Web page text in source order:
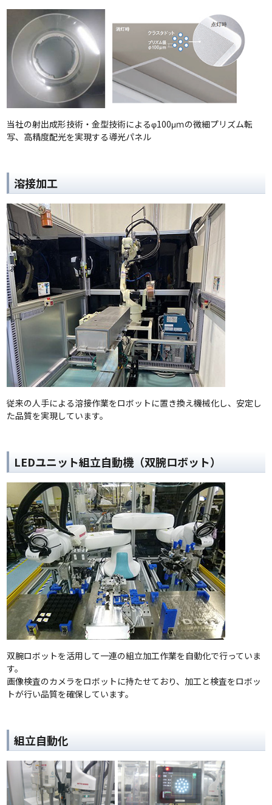
当社の射出成形技術・金型技術によるφ100μｍの微細プリズム転
写、高精度配光を実現する導光パネル
溶接加工
従来の人手による溶接作業をロボットに置き換え機械化し、安定し
た品質を実現しています。
LEDユニット組立自動機（双腕ロボット）
双腕ロボットを活用して一連の組立加工作業を自動化で行っていま
す。
画像検査のカメラをロボットに持たせており、加工と検査をロボッ
トが行い品質を確保しています。
組立自動化